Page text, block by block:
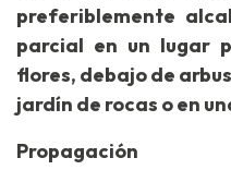
preferiblemente
parcial en un lugar
flores, debajo de
jardín de rocas o en
Propagación